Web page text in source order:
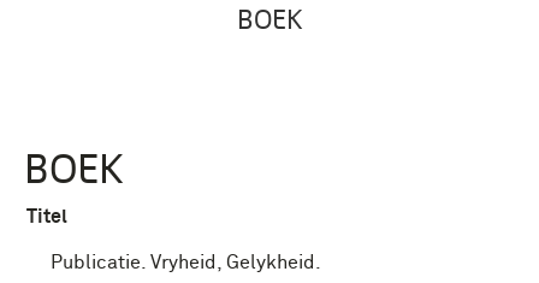
BOEK
BOEK
Titel
Publicatie. Vryheid, Gelykheid.